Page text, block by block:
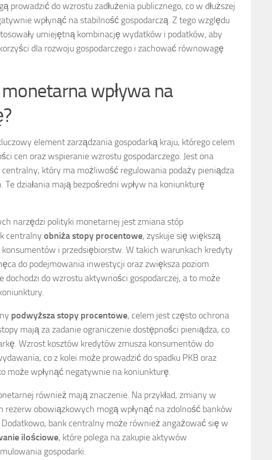
prowadzić do wzrostu zadłużenia publicznego, co w dłuższej
wpłynąć na stabilność gospodarczą. Z tego względu
umiejętną kombinację wydatków i podatków, aby
dla rozwoju gospodarczego i zachować równowagę
wpływa na
element zarządzania gospodarką kraju, którego celem
cen oraz wspieranie wzrostu gospodarczego. Jest ona
centralny, który ma możliwość regulowania podaży pieniądza
Te działania mają bezpośredni wpływ na koniunkturę
narzędzi polityki monetarnej jest zmiana stóp
centralny obniża stopy procentowe, zyskuje się większą
konsumentów i przedsiębiorstw. W takich warunkach kredyty
do podejmowania inwestycji oraz zwiększa poziom
dochodzi do wzrostu aktywności gospodarczej, a to może
podwyższa stopy procentowe, celem jest często ochrona
mają za zadanie ograniczenie dostępności pieniądza, co
Wzrost kosztów kredytów zmusza konsumentów do
co z kolei może prowadzić do spadku PKB oraz
może wpłynąć negatywnie na koniunkturę.
również mają znaczenie. Na przykład, zmiany w
rezerw obowiązkowych mogą wpłynąć na zdolność banków
bank centralny może również angażować się w
ilościowe, które polega na zakupie aktywów
gospodarki.